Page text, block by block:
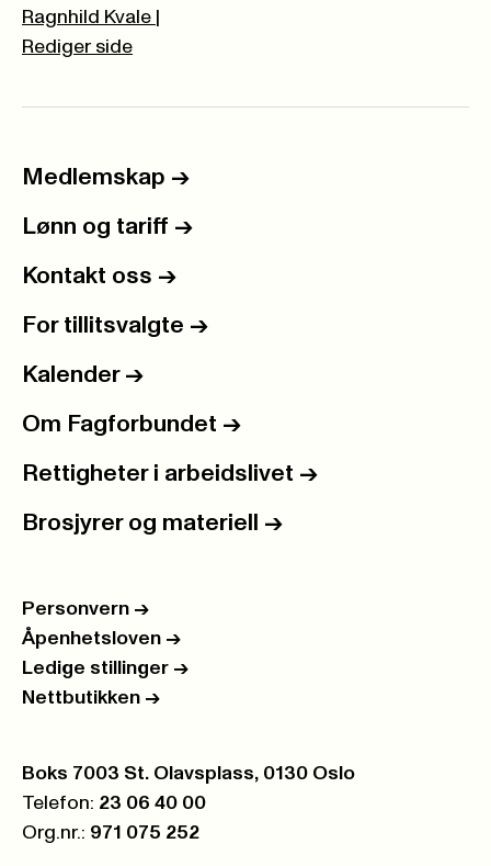
Ragnhild Kvale
Rediger side
Medlemskap ->
Lønn og tariff ->
Kontakt oss ->
For tillitsvalgte ->
Kalender ->
Om Fagforbundet ->
Rettigheter i arbeidslivet ->
Brosjyrer og materiell ->
Personvern ->
Åpenhetsloven ->
Ledige stillinger ->
Nettbutikken ->
Postboks:
Boks 7003 St. Olavsplass, 0130 Oslo
Telefon: 23 06 40 00
Org.nr.: 971 075 252